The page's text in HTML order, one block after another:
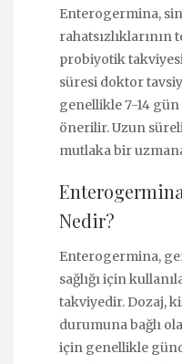
Enterogermina,
probiyotik
süresi doktor
genellikle 7-14 gün
önerilir. Uzun
mutlaka bir
Nedir?
Enterogermina,
sağlığı için
takviyedir. Dozaj,
durumuna bağlı
için genellikle